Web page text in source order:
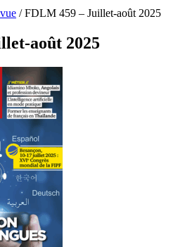
/FDLM 459 – Juillet-août 2025
août 2025